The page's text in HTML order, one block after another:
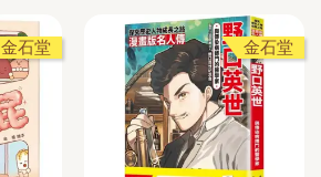
金石堂 金石堂